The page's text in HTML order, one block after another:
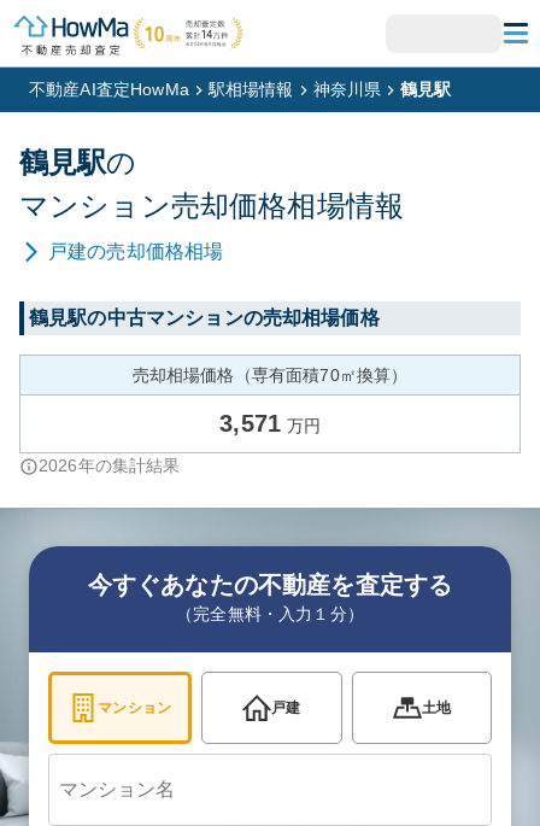
不動産AI査定HowMa 駅相場情報 神奈川県 鶴見駅
鶴見駅の
マンション売却価格相場情報
戸建の売却価格相場
鶴見駅の中古マンションの売却相場価格
売却相場価格（専有面積70㎡換算）
3,571 万円
2026年の集計結果
今すぐあなたの不動産を査定する
（完全無料・入力１分）
マンション 戸建 土地